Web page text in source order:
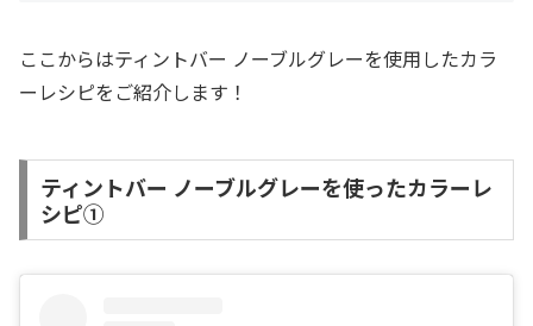
ここからはティントバー ノーブルグレーを使用したカラ
ーレシピをご紹介します！
ティントバー ノーブルグレーを使ったカラーレ
シピ①